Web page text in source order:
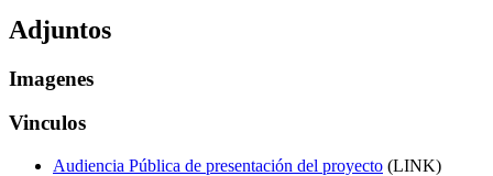
Adjuntos
Imagenes
Vinculos
Audiencia Pública de presentación del proyecto (LINK)